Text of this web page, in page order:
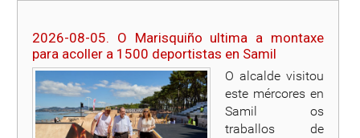
2026-08-05. O Marisquiño ultima a montaxe
para acoller a 1500 deportistas en Samil
O alcalde visitou
este mércores en
Samil os
traballos de